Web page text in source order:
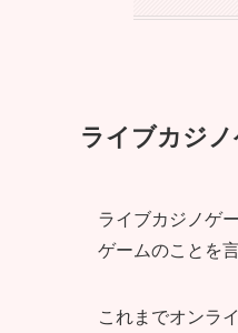
ライブカジ
ライブカジノゲ
ゲームのことを
これまでオンラ